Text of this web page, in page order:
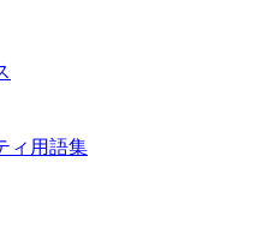
ィ用語集